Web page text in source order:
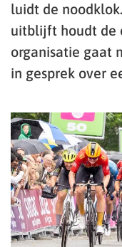
luidt de
uitblijft houdt de
organisatie gaat
in gesprek over